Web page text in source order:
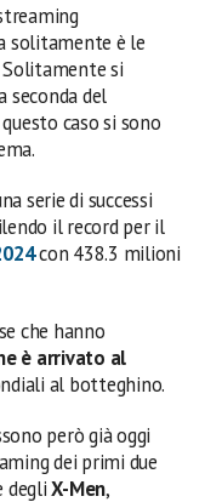
solitamente è le
Solitamente si
seconda del
caso si sono
serie di successi
il record per il
con 438.3 milioni
che hanno
è arrivato al
al botteghino.
però già oggi
dei primi due
degliX-Men,